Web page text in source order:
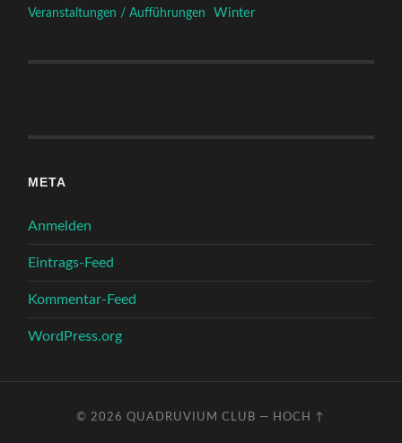
Veranstaltungen / Aufführungen
Winter
META
Anmelden
Eintrags-Feed
Kommentar-Feed
WordPress.org
© 2026QUADRUVIUM CLUB — HOCH ↑